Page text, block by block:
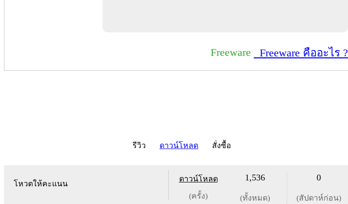
Freeware Freeware คืออะไร ?
รีวิว ดาวน์โหลด สั่งซื้อ
โหวตให้คะแนน
ดาวน์โหลด
(ครั้ง)
1,536
(ทั้งหมด)
0
(สัปดาห์ก่อน)